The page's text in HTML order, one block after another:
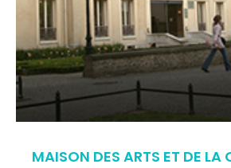
MAISON DES ARTS ET DE LA